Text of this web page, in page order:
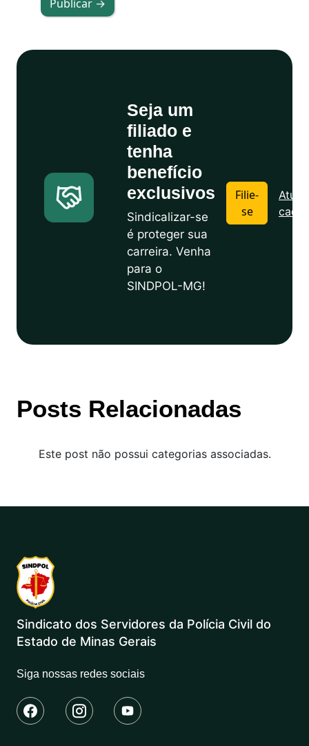
Publicar →
Seja um
filiado e
tenha
benefício
exclusivos
Sindicalizar-se
é proteger sua
carreira. Venha
para o
SINDPOL-MG!
Filie-
se
Posts Relacionadas
Este post não possui categorias associadas.
Sindicato dos Servidores da Polícia Civil do
Estado de Minas Gerais
Siga nossas redes sociais